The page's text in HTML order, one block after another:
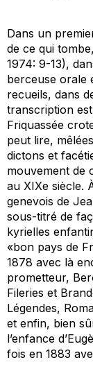
Dans un
de ce qui
1974: 9-13),
berceuse orale
recueils, dans
transcription
Friquassée
peut lire,
dictons et
mouvement de
au XIXe siècle.
genevois de
sous-titré de
kyrielles
«bon pays de
1878 avec là
prometteur,
Fileries et
Légendes,
et enfin, bien
l’enfance
fois en 1883